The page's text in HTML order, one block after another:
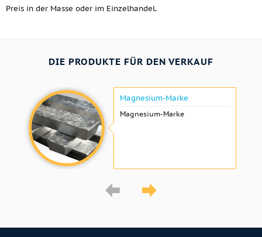
Preis in der Masse oder im Einzelhandel.
DIE PRODUKTE FÜR DEN VERKAUF
Magnesium-Marke
Magnesium-Marke